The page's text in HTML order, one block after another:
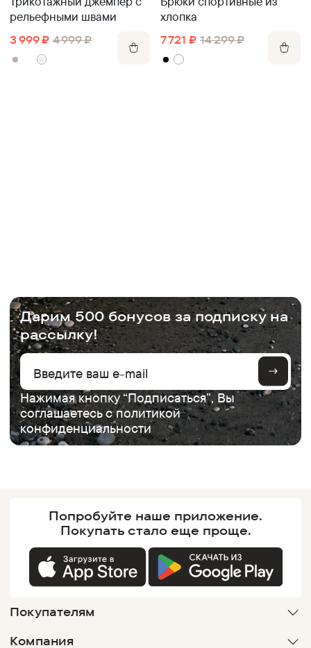
рельефными швами
3 999 ₽ 4 999 ₽
хлопка
7 721 ₽ 14 299 ₽
Дарим 500 бонусов за подписку на
рассылку!
Нажимая кнопку “Подписаться”, Вы
соглашаетесь сполитикой
конфиденциальности
Попробуйте наше приложение.
Покупатьстало еще проще.
Покупателям
Компания